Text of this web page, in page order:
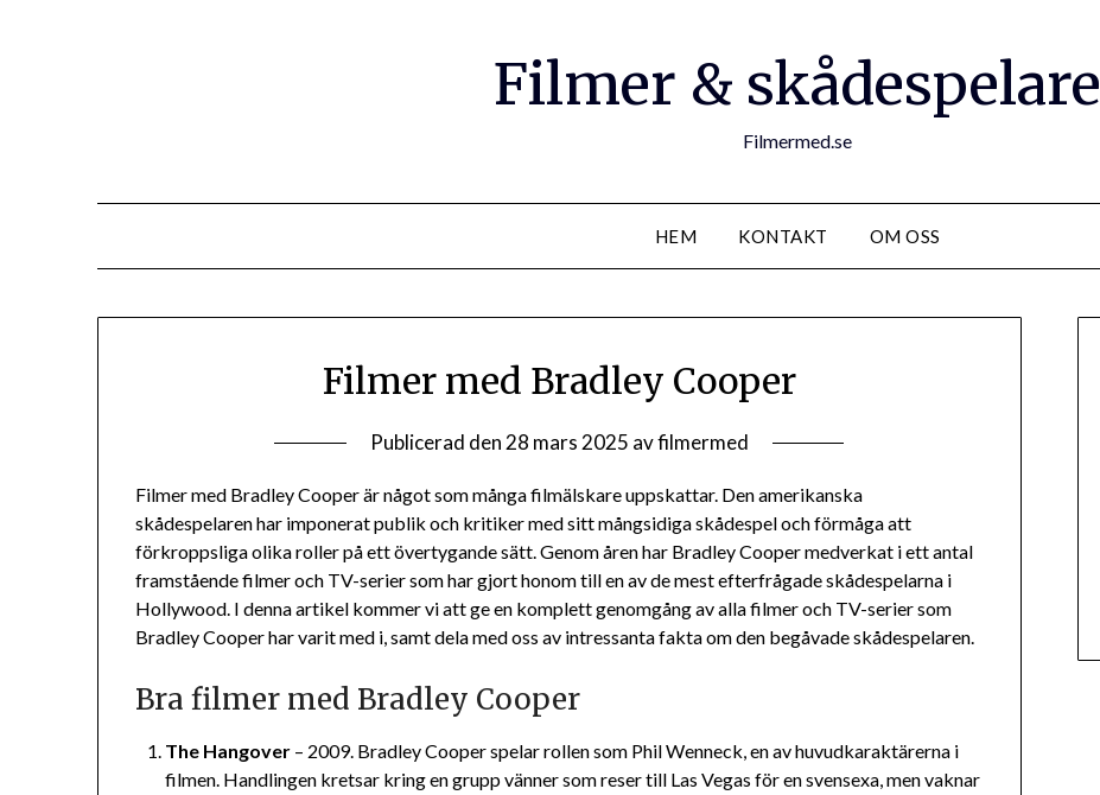
Filmer & skådespelare
Filmermed.se
HEM KONTAKT OM OSS
Filmer med Bradley Cooper
Publicerad den 28 mars 2025 avfilmermed
Filmer med Bradley Cooper är något som många filmälskare uppskattar. Den amerikanska
skådespelaren har imponerat publik och kritiker med sitt mångsidiga skådespel och förmåga att
förkroppsliga olika roller på ett övertygande sätt. Genom åren har Bradley Cooper medverkat i ett antal
framstående filmer och TV-serier som har gjort honom till en av de mest efterfrågade skådespelarna i
Hollywood. I denna artikel kommer vi att ge en komplett genomgång av alla filmer och TV-serier som
Bradley Cooper har varit med i, samt dela med oss av intressanta fakta om den begåvade skådespelaren.
Bra filmer med Bradley Cooper
The Hangover – 2009. Bradley Cooper spelar rollen som Phil Wenneck, en av huvudkaraktärerna i
filmen. Handlingen kretsar kring en grupp vänner som reser till Las Vegas för en svensexa, men vaknar